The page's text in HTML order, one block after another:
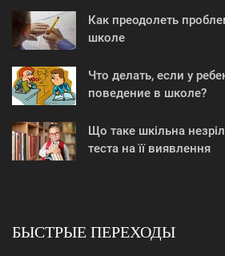
Как преодолеть
школе
Что делать, если у
поведение в школе?
Що таке шкільна
теста на її виявлення
БЫСТРЫЕ ПЕРЕХОДЫ